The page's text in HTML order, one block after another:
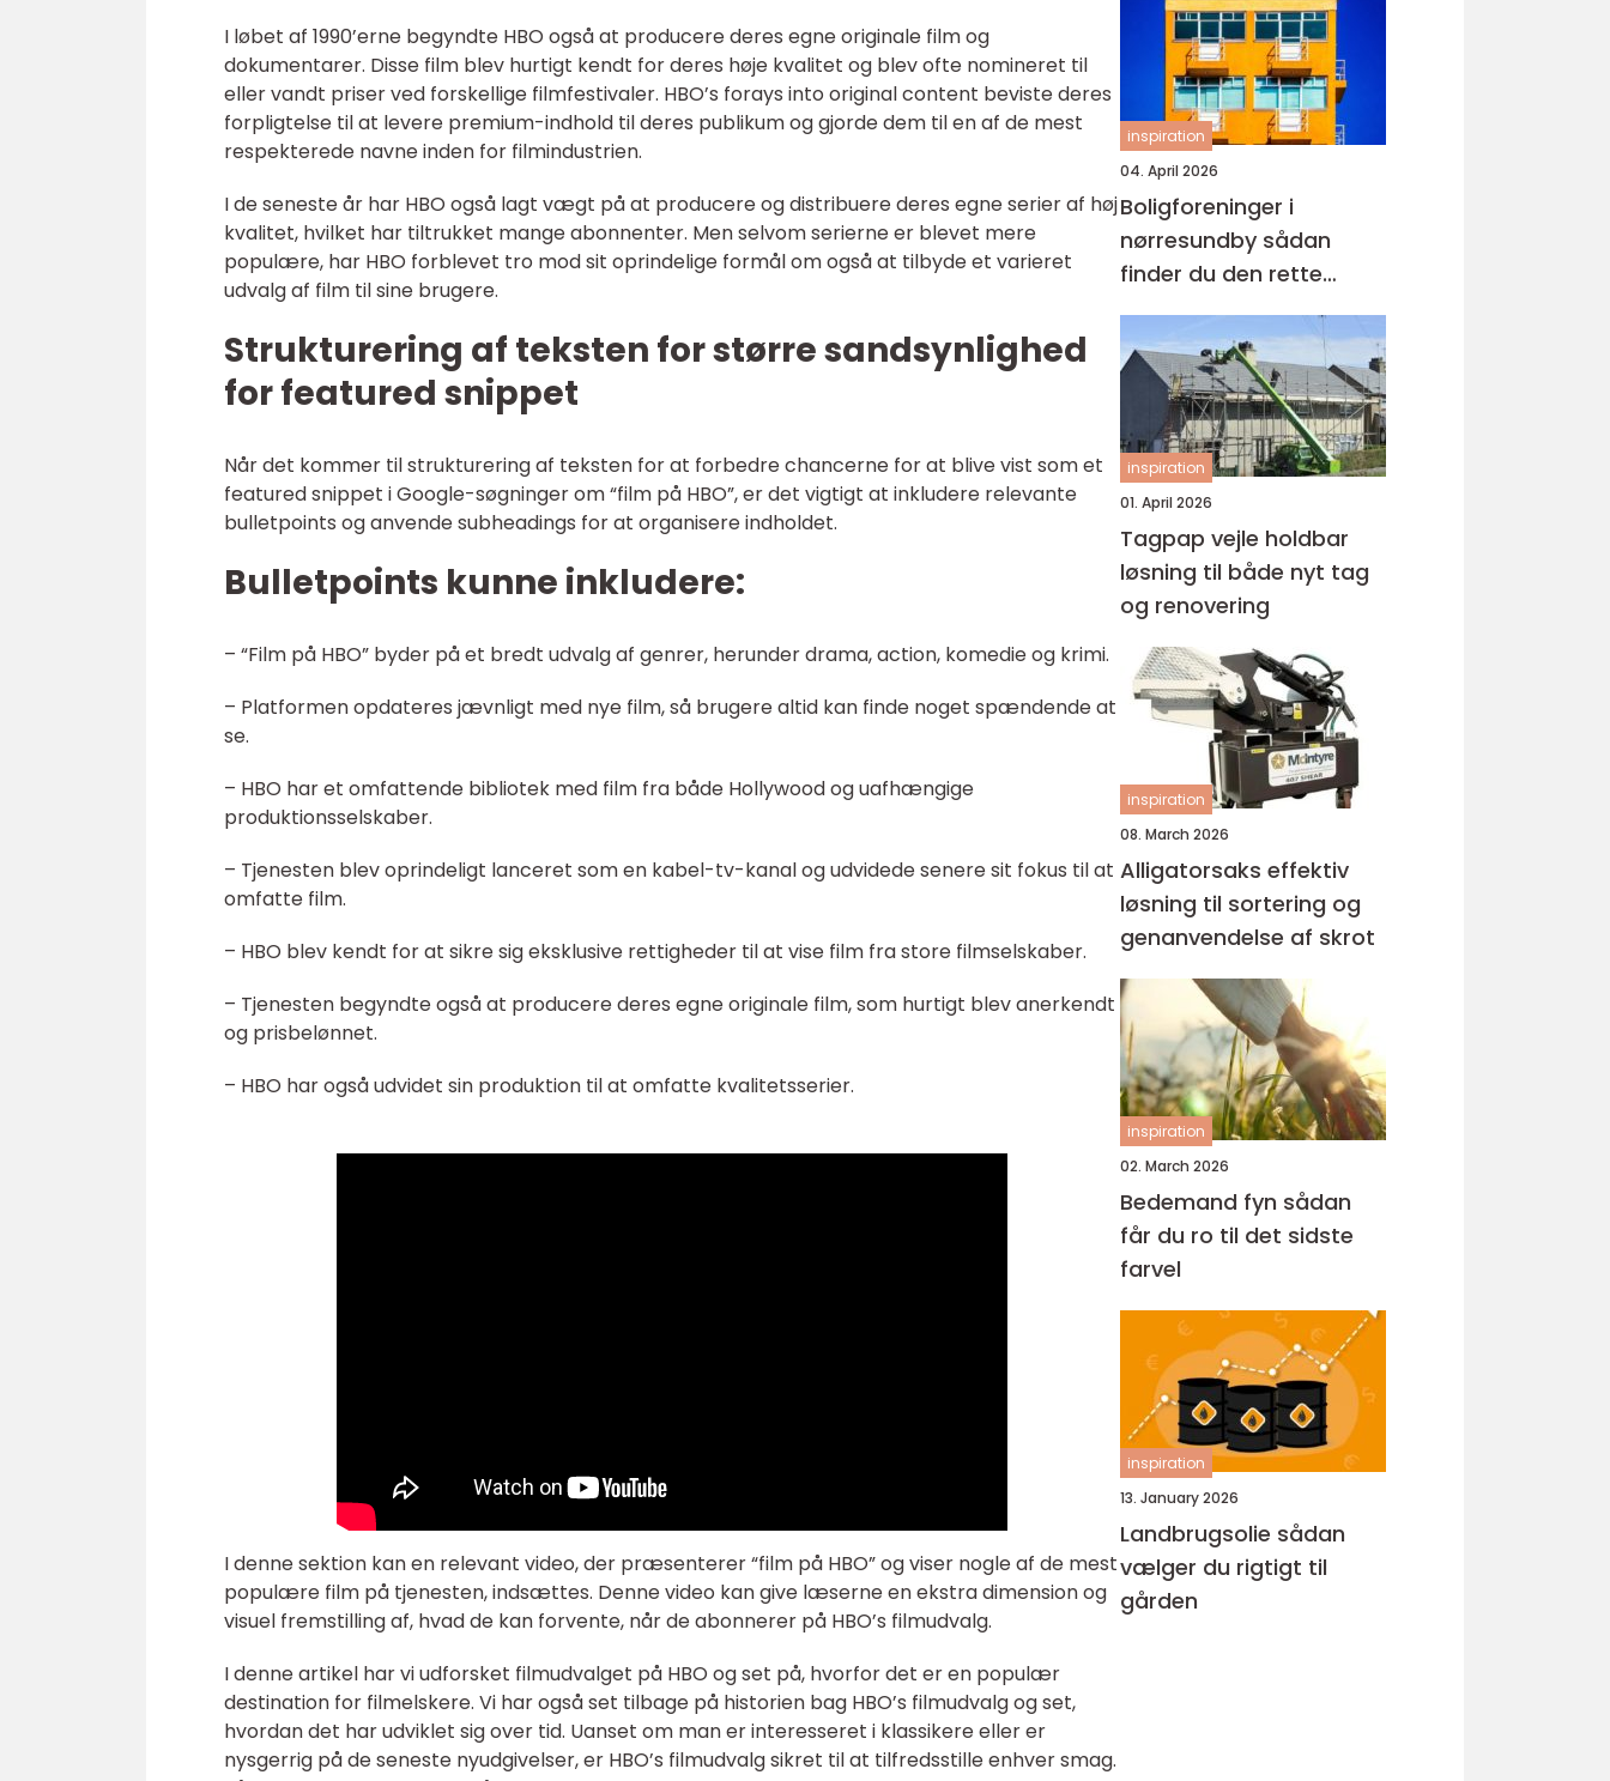
I løbet af 1990’erne begyndte HBO også at producere deres egne originale film og
dokumentarer. Disse film blev hurtigt kendt for deres høje kvalitet og blev ofte nomineret til
eller vandt priser ved forskellige filmfestivaler. HBO’s forays into original content beviste deres
forpligtelse til at levere premium-indhold til deres publikum og gjorde dem til en af de mest
respekterede navne inden for filmindustrien.
I de seneste år har HBO også lagt vægt på at producere og distribuere deres egne serier af høj
kvalitet, hvilket har tiltrukket mange abonnenter. Men selvom serierne er blevet mere
populære, har HBO forblevet tro mod sit oprindelige formål om også at tilbyde et varieret
udvalg af film til sine brugere.
Strukturering af teksten for større sandsynlighed
for featured snippet
Når det kommer til strukturering af teksten for at forbedre chancerne for at blive vist som et
featured snippet i Google-søgninger om “film på HBO”, er det vigtigt at inkludere relevante
bulletpoints og anvende subheadings for at organisere indholdet.
Bulletpoints kunne inkludere:
– “Film på HBO” byder på et bredt udvalg af genrer, herunder drama, action, komedie og krimi.
– Platformen opdateres jævnligt med nye film, så brugere altid kan finde noget spændende at
se.
– HBO har et omfattende bibliotek med film fra både Hollywood og uafhængige
produktionsselskaber.
– Tjenesten blev oprindeligt lanceret som en kabel-tv-kanal og udvidede senere sit fokus til at
omfatte film.
– HBO blev kendt for at sikre sig eksklusive rettigheder til at vise film fra store filmselskaber.
– Tjenesten begyndte også at producere deres egne originale film, som hurtigt blev anerkendt
og prisbelønnet.
– HBO har også udvidet sin produktion til at omfatte kvalitetsserier.
I denne sektion kan en relevant video, der præsenterer “film på HBO” og viser nogle af de mest
populære film på tjenesten, indsættes. Denne video kan give læserne en ekstra dimension og
visuel fremstilling af, hvad de kan forvente, når de abonnerer på HBO’s filmudvalg.
I denne artikel har vi udforsket filmudvalget på HBO og set på, hvorfor det er en populær
destination for filmelskere. Vi har også set tilbage på historien bag HBO’s filmudvalg og set,
hvordan det har udviklet sig over tid. Uanset om man er interesseret i klassikere eller er
nysgerrig på de seneste nyudgivelser, er HBO’s filmudvalg sikret til at tilfredsstille enhver smag.
inspiration
04. April 2026
Boligforeninger i
nørresundby sådan
finder du den rette
lejebolig
inspiration
01. April 2026
Tagpap vejle holdbar
løsning til både nyt tag
og renovering
inspiration
08. March 2026
Alligatorsaks effektiv
løsning til sortering og
genanvendelse af skrot
inspiration
02. March 2026
Bedemand fyn sådan
får du ro til det sidste
farvel
inspiration
13. January 2026
Landbrugsolie sådan
vælger du rigtigt til
gården